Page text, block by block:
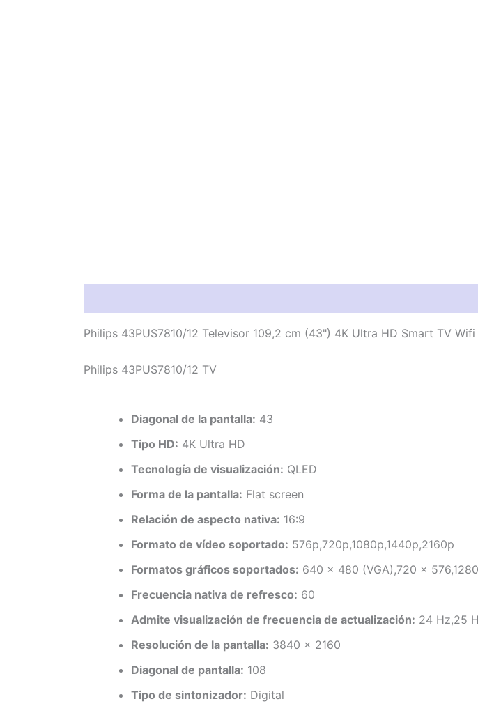
Philips 43PUS7810/12 Televisor 109,2 cm (43") 4K Ultra HD Smart TV
Philips 43PUS7810/12 TV
Diagonal de la pantalla: 43
Tipo HD: 4K Ultra HD
Tecnología de visualización: QLED
Forma de la pantalla: Flat screen
Relación de aspecto nativa: 16:9
Formato de vídeo soportado: 576p,720p,1080p,1440p,2160p
Formatos gráficos soportados: 640 x 480 (VGA),720 x
Frecuencia nativa de refresco: 60
Admite visualización de frecuencia de actualización: 24 Hz,25
Resolución de la pantalla: 3840 x 2160
Diagonal de pantalla: 108
Tipo de sintonizador: Digital